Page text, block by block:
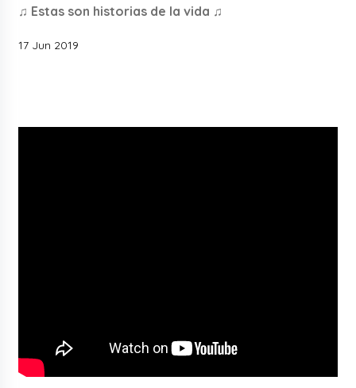
♫ Estas son historias de la vida ♫
17 Jun 2019